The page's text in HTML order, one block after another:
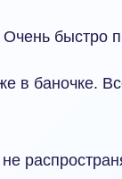
быстро
в баночке.